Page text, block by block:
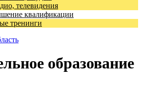
телевидения
квалификации
тренинги
образование